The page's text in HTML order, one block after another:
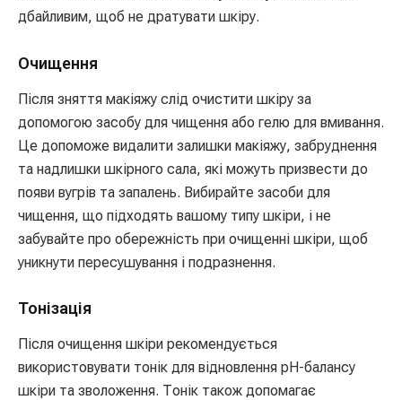
дбайливим, щоб не дратувати шкіру.
Очищення
Після зняття макіяжу слід очистити шкіру за
допомогою засобу для чищення або гелю для вмивання.
Це допоможе видалити залишки макіяжу, забруднення
та надлишки шкірного сала, які можуть призвести до
появи вугрів та запалень. Вибирайте засоби для
чищення, що підходять вашому типу шкіри, і не
забувайте про обережність при очищенні шкіри, щоб
уникнути пересушування і подразнення.
Тонізація
Після очищення шкіри рекомендується
використовувати тонік для відновлення pH-балансу
шкіри та зволоження. Тонік також допомагає